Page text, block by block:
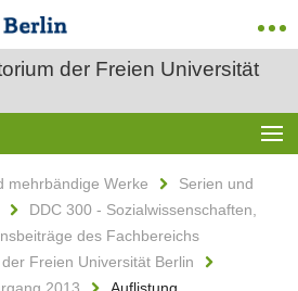
der Freien Universität
mehrbändige Werke
Serien und
DDC 300 - Sozialwissenschaften,
des Fachbereichs
Freien Universität Berlin